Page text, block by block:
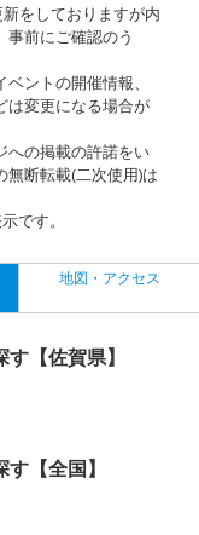
をしておりますが内
前にご確認のう
ントの開催情報、
は変更になる場合が
への掲載の許諾をい
断転載(二次使用)は
です。
地図・アクセス
【佐賀県】
【全国】